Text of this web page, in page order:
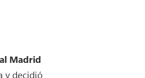
Madrid
y decidió